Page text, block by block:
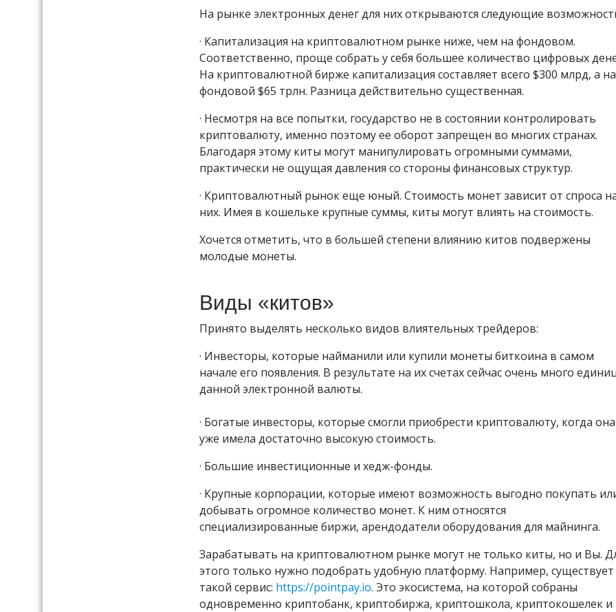
На рынке электронных денег для них открываются следующие
· Капитализация на криптовалютном рынке ниже, чем на фондовом.
Соответственно, проще собрать у себя большее количество цифровых
На криптовалютной бирже капитализация составляет всего $300 млрд, а на
фондовой $65 трлн. Разница действительно существенная.
· Несмотря на все попытки, государство не в состоянии контролировать
криптовалюту, именно поэтому ее оборот запрещен во многих странах.
Благодаря этому киты могут манипулировать огромными суммами,
практически не ощущая давления со стороны финансовых структур.
· Криптовалютный рынок еще юный. Стоимость монет зависит от спроса
них. Имея в кошельке крупные суммы, киты могут влиять на стоимость.
Хочется отметить, что в большей степени влиянию китов подвержены
молодые монеты.
Виды «китов»
Принято выделять несколько видов влиятельных трейдеров:
· Инвесторы, которые найманили или купили монеты биткоина в самом
начале его появления. В результате на их счетах сейчас очень много
данной электронной валюты.
· Богатые инвесторы, которые смогли приобрести криптовалюту, когда она
уже имела достаточно высокую стоимость.
· Большие инвестиционные и хедж-фонды.
· Крупные корпорации, которые имеют возможность выгодно покупать
добывать огромное количество монет. К ним относятся
специализированные биржи, арендодатели оборудования для майнинга.
Зарабатывать на криптовалютном рынке могут не только киты, но и Вы.
этого только нужно подобрать удобную платформу. Например, существует
такой сервис: https://pointpay.io. Это экосистема, на которой собраны
одновременно криптобанк, криптобиржа, криптошкола, криптокошелек и